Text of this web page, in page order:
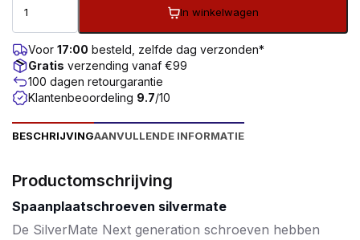
In winkelwagen
Voor 17:00 besteld, zelfde dag verzonden*
Gratis verzending vanaf €99
100 dagen retourgarantie
Klantenbeoordeling 9.7/10
BESCHRIJVINGAANVULLENDE INFORMATIE
Productomschrijving
Spaanplaatschroeven silvermate
De SilverMate Next generation schroeven hebben